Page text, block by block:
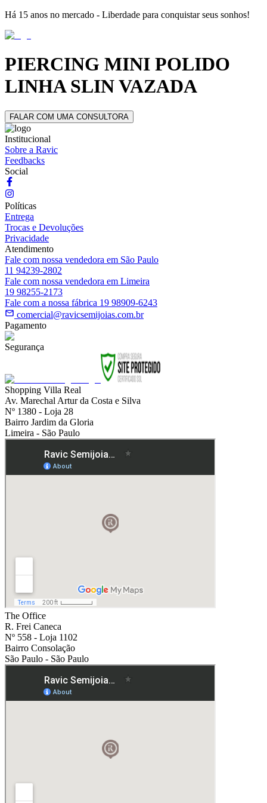
Há 15 anos no mercado - Liberdade para conquistar seus sonhos!
PIERCING MINI POLIDO
LINHA SLIN VAZADA
FALAR COM UMA CONSULTORA
Institucional
Sobre a Ravic
Feedbacks
Social
Políticas
Entrega
Trocas e Devoluções
Privacidade
Atendimento
Fale com nossa vendedora em São Paulo
11 94239-2802
Fale com nossa vendedora em Limeira
19 98255-2173
Fale com a nossa fábrica 19 98909-6243
comercial@ravicsemijoias.com.br
Pagamento
Segurança
Shopping Villa Real
Av. Marechal Artur da Costa e Silva
Nº 1380 - Loja 28
Bairro Jardim da Gloria
Limeira - São Paulo
The Office
R. Frei Caneca
Nº 558 - Loja 1102
Bairro Consolação
São Paulo - São Paulo